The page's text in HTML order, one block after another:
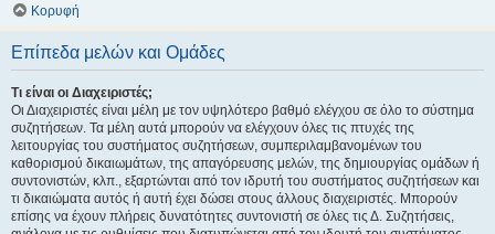
Κορυφή
Επίπεδα μελών και Ομάδες
Τι είναι οι Διαχειριστές;
Οι Διαχειριστές είναι μέλη με τον υψηλότερο βαθμό ελέγχου σε όλο το σύστημα
συζητήσεων. Τα μέλη αυτά μπορούν να ελέγχουν όλες τις πτυχές της
λειτουργίας του συστήματος συζητήσεων, συμπεριλαμβανομένων του
καθορισμού δικαιωμάτων, της απαγόρευσης μελών, της δημιουργίας ομάδων ή
συντονιστών, κλπ., εξαρτώνται από τον ιδρυτή του συστήματος συζητήσεων και
τι δικαιώματα αυτός ή αυτή έχει δώσει στους άλλους διαχειριστές. Μπορούν
επίσης να έχουν πλήρεις δυνατότητες συντονιστή σε όλες τις Δ. Συζητήσεις,